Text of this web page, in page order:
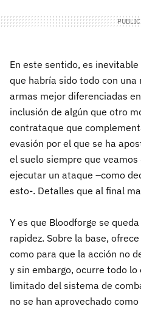
En este sentido, es
que habría sido todo con
armas mejor diferenciadas
inclusión de algún que otro
contrataque que
evasión por el que se ha
el suelo siempre que veamos
ejecutar un ataque –como
esto-. Detalles que al final
Y es que Bloodforge se
rapidez. Sobre la base,
como para que la acción no
y sin embargo, ocurre todo
limitado del sistema de
no se han aprovechado